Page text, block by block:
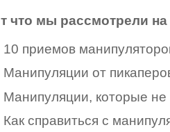
что мы рассмотрели
10 приемов
Манипуляции от
Манипуляции, которые не
Как справиться с